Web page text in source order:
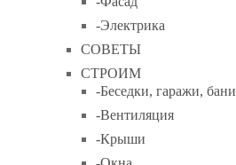
-Электрика
СОВЕТЫ
СТРОИМ
-Беседки, гаражи, бани
-Вентиляция
-Крыши